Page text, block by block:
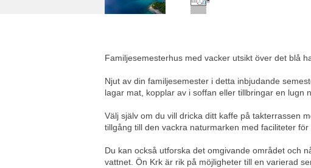
Familjesemesterhus med vacker utsikt över det blå
Njut av din familjesemester i detta inbjudande
lagar mat, kopplar av i soffan eller tillbringar en lugn
Välj själv om du vill dricka ditt kaffe på takterrassen
tillgång till den vackra naturmarken med faciliteter
Du kan också utforska det omgivande området och
vattnet. Ön Krk är rik på möjligheter till en varierad